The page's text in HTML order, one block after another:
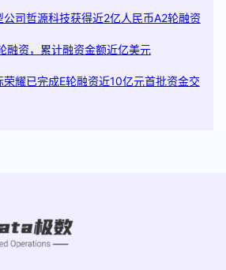
司哲源科技获得近2亿人民币A2轮融资
融资，累计融资金额近亿美元
耀已完成E轮融资近10亿元首批资金交